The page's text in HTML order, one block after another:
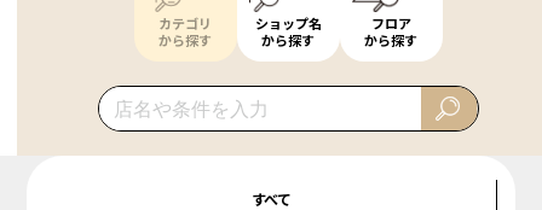
カテゴリ
から探す
ショップ名
から探す
フロア
から探す
すべて